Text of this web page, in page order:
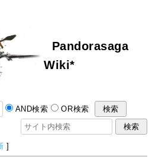
Pandorasaga
Wiki*
AND検索 OR検索
]